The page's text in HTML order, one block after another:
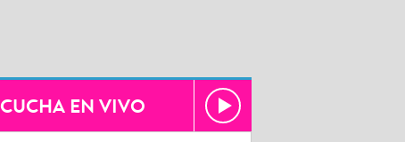
EN VIVO